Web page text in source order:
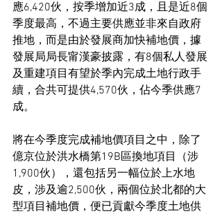
應6,420伙，按季增加近3成，且是近8個
季度最高，不過主要供應並非來自政府
推地，而是由於發展商加快補地價，據
發展局局長甯漢豪披露，有8個私人發展
及重建項目有望於季內完成土地行政手
續，合共可提供4,570伙，佔今季供應7
成。
將在今季度完成補地價項目之中，除了
億京位於洪水橋第19B區換地項目（涉
1,900伙），還包括另一幅位於上水地
皮，涉及逾2,500伙，兩個位於北都的大
型項目補地價，便已貢獻今季度土地供